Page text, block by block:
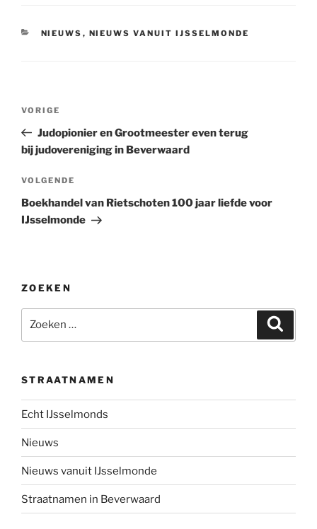
CATEGORIEËN
NIEUWS , NIEUWS VANUIT IJSSELMONDE
Vorig
bericht
VORIGE
Judopionier en Grootmeester even terug
bij judovereniging in Beverwaard
Volgend
bericht
VOLGENDE
Boekhandel van Rietschoten 100 jaar liefde voor
IJsselmonde
ZOEKEN
naar:
STRAATNAMEN
Echt IJsselmonds
Nieuws
Nieuws vanuit IJsselmonde
Straatnamen in Beverwaard